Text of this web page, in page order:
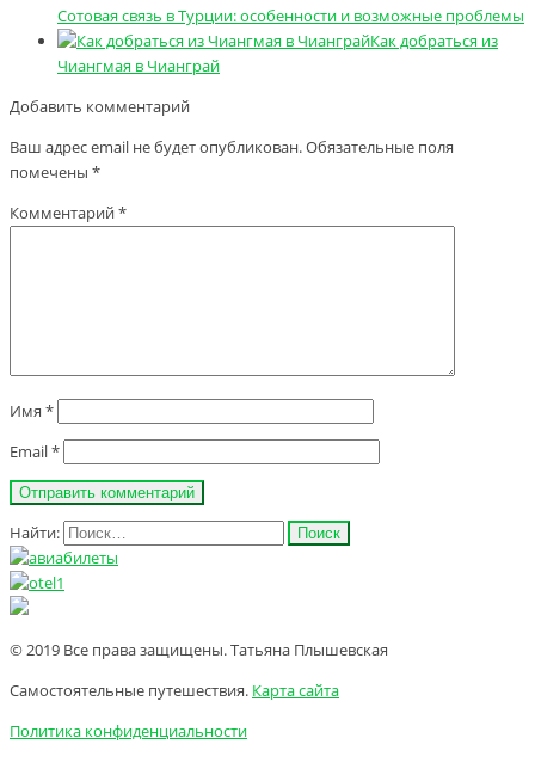
Сотовая связь в Турции: особенности и возможные проблемы
Как добраться из
Чиангмая в Чианграй
Добавить комментарий
Ваш адрес email не будет опубликован.Обязательные поля
помечены *
Комментарий*
Имя *
Email*
Найти:
© 2019 Все права защищены. Татьяна Плышевская
Самостоятельные путешествия. Карта сайта
Политика конфиденциальности